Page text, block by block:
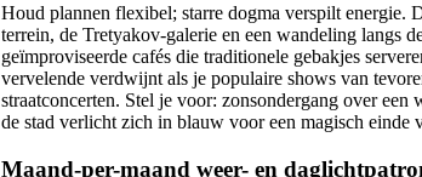
Houd plannen flexibel; starre dogma verspilt energie.
terrein, de Tretyakov-galerie en een wandeling langs
geïmproviseerde cafés die traditionele gebakjes
vervelende verdwijnt als je populaire shows van
straatconcerten. Stel je voor: zonsondergang over
de stad verlicht zich in blauw voor een magisch einde
Maand-per-maand weer- en